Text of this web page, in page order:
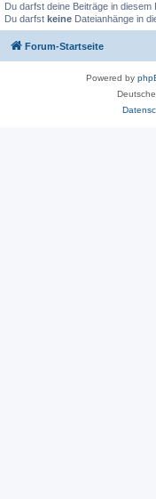
Du darfst deine Beiträge in diesem
Du darfst keine Dateianhänge in
Forum-Startseite
Powered by